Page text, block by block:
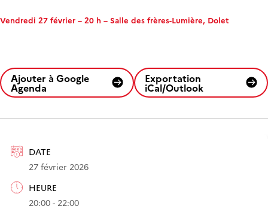
DATE
27 février 2026
HEURE
20:00 - 22:00
Vendredi 27 février – 20 h – Salle des frères-Lumière, Dolet
Ajouter à Google
Agenda
Exportation
iCal/Outlook